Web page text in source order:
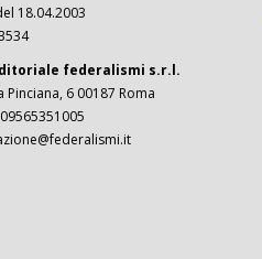
18.04.2003
federalismi s.r.l.
Pinciana, 6 00187 Roma